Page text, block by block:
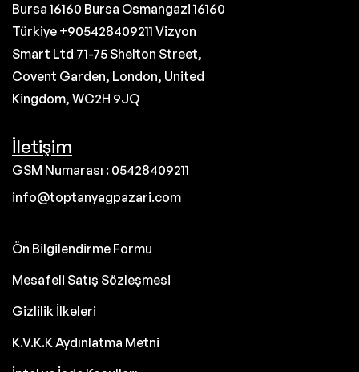
Bursa 16160 Bursa Osmangazi 16160
Türkiye +905428409211 Vizyon
Smart Ltd 71-75 Shelton Street,
Covent Garden, London, United
Kingdom, WC2H 9JQ
İletişim
GSM Numarası : 05428409211
info@toptanyagpazari.com
Ön Bilgilendirme Formu
Mesafeli Satış Sözleşmesi
Gizlilik İlkeleri
K.V.K.K Aydınlatma Metni